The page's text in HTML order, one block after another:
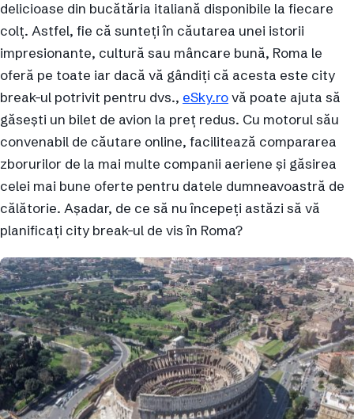
delicioase din bucătăria italiană disponibile la fiecare
colț. Astfel, fie că sunteți în căutarea unei istorii
impresionante, cultură sau mâncare bună, Roma le
oferă pe toate iar dacă vă gândiți că acesta este city
break-ul potrivit pentru dvs., eSky.rovă poate ajuta să
găsești un bilet de avion la preț redus. Cu motorul său
convenabil de căutare online, facilitează compararea
zborurilor de la mai multe companii aeriene și găsirea
celei mai bune oferte pentru datele dumneavoastră de
călătorie. Așadar, de ce să nu începeți astăzi să vă
planificați city break-ul de vis în Roma?